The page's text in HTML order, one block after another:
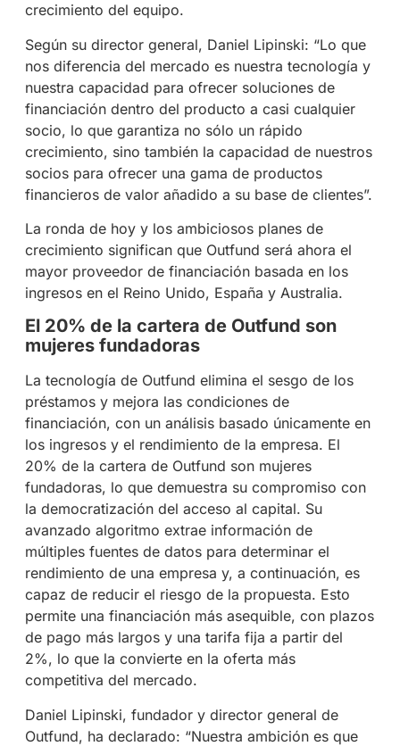
crecimiento del equipo.
Según su director general, Daniel Lipinski: “Lo que
nos diferencia del mercado es nuestra tecnología y
nuestra capacidad para ofrecer soluciones de
financiación dentro del producto a casi cualquier
socio, lo que garantiza no sólo un rápido
crecimiento, sino también la capacidad de nuestros
socios para ofrecer una gama de productos
financieros de valor añadido a su base de clientes”.
La ronda de hoy y los ambiciosos planes de
crecimiento significan que Outfund será ahora el
mayor proveedor de financiación basada en los
ingresos en el Reino Unido, España y Australia.
El 20% de la cartera de Outfund son
mujeres fundadoras
La tecnología de Outfund elimina el sesgo de los
préstamos y mejora las condiciones de
financiación, con un análisis basado únicamente en
los ingresos y el rendimiento de la empresa. El
20% de la cartera de Outfund son mujeres
fundadoras, lo que demuestra su compromiso con
la democratización del acceso al capital. Su
avanzado algoritmo extrae información de
múltiples fuentes de datos para determinar el
rendimiento de una empresa y, a continuación, es
capaz de reducir el riesgo de la propuesta. Esto
permite una financiación más asequible, con plazos
de pago más largos y una tarifa fija a partir del
2%, lo que la convierte en la oferta más
competitiva del mercado.
Daniel Lipinski, fundador y director general de
Outfund, ha declarado: “Nuestra ambición es que